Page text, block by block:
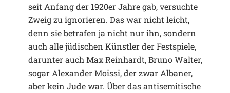
seit Anfang der 1920er Jahre gab, versuchte
Zweig zu ignorieren. Das war nicht leicht,
denn sie betrafen ja nicht nur ihn, sondern
auch alle jüdischen Künstler der Festspiele,
darunter auch Max Reinhardt, Bruno Walter,
sogar Alexander Moissi, der zwar Albaner,
aber kein Jude war. Über das antisemitische